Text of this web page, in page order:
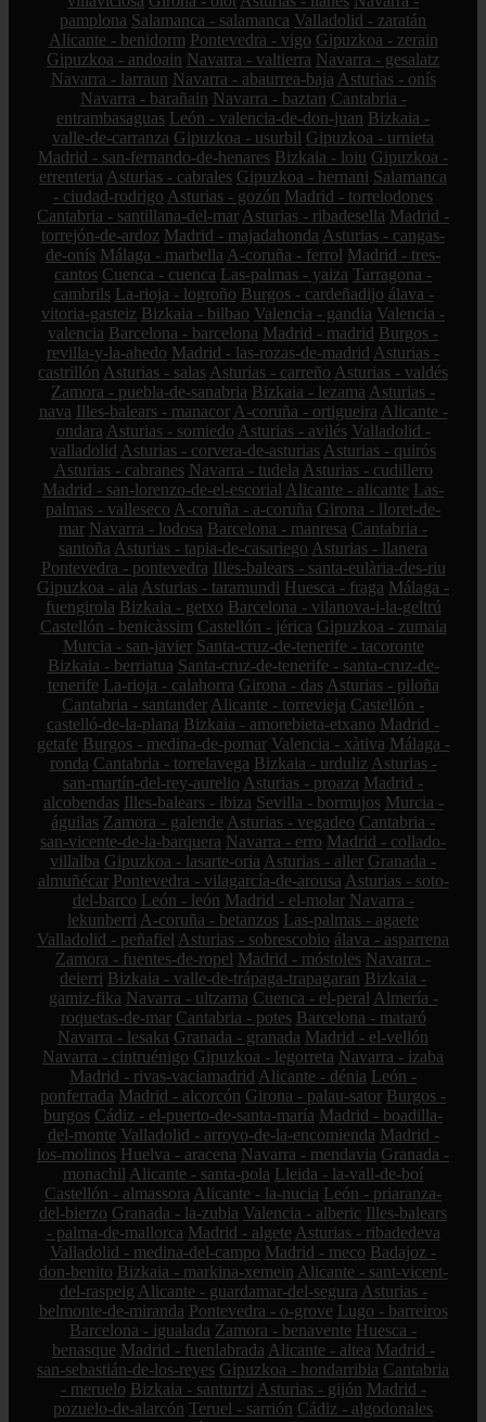
pamplona Salamanca - salamanca Valladolid - zaratán
Alicante - benidorm Pontevedra - vigo Gipuzkoa - zerain
Gipuzkoa - andoain Navarra - valtierra Navarra - gesalatz
Navarra - larraun Navarra - abaurrea-baja Asturias - onís
Navarra - barañain Navarra - baztan Cantabria -
entrambasaguas León - valencia-de-don-juan Bizkaia -
valle-de-carranza Gipuzkoa - usurbil Gipuzkoa - urnieta
Madrid - san-fernando-de-henares Bizkaia - loiu Gipuzkoa -
errenteria Asturias - cabrales Gipuzkoa - hernani Salamanca
- ciudad-rodrigo Asturias - gozón Madrid - torrelodones
Cantabria - santillana-del-mar Asturias - ribadesella Madrid -
torrejón-de-ardoz Madrid - majadahonda Asturias - cangas-
de-onís Málaga - marbella A-coruña - ferrol Madrid - tres-
cantos Cuenca - cuenca Las-palmas - yaiza Tarragona -
cambrils La-rioja - logroño Burgos - cardeñadijo álava -
vitoria-gasteiz Bizkaia - bilbao Valencia - gandia Valencia -
valencia Barcelona - barcelona Madrid - madrid Burgos -
revilla-y-la-ahedo Madrid - las-rozas-de-madrid Asturias -
castrillón Asturias - salas Asturias - carreño Asturias - valdés
Zamora - puebla-de-sanabria Bizkaia - lezama Asturias -
nava Illes-balears - manacor A-coruña - ortigueira Alicante -
ondara Asturias - somiedo Asturias - avilés Valladolid -
valladolid Asturias - corvera-de-asturias Asturias - quirós
Asturias - cabranes Navarra - tudela Asturias - cudillero
Madrid - san-lorenzo-de-el-escorial Alicante - alicante Las-
palmas - valleseco A-coruña - a-coruña Girona - lloret-de-
mar Navarra - lodosa Barcelona - manresa Cantabria -
santoña Asturias - tapia-de-casariego Asturias - llanera
Pontevedra - pontevedra Illes-balears - santa-eulària-des-riu
Gipuzkoa - aia Asturias - taramundi Huesca - fraga Málaga -
fuengirola Bizkaia - getxo Barcelona - vilanova-i-la-geltrú
Castellón - benicàssim Castellón - jérica Gipuzkoa - zumaia
Murcia - san-javier Santa-cruz-de-tenerife - tacoronte
Bizkaia - berriatua Santa-cruz-de-tenerife - santa-cruz-de-
tenerife La-rioja - calahorra Girona - das Asturias - piloña
Cantabria - santander Alicante - torrevieja Castellón -
castelló-de-la-plana Bizkaia - amorebieta-etxano Madrid -
getafe Burgos - medina-de-pomar Valencia - xàtiva Málaga -
ronda Cantabria - torrelavega Bizkaia - urduliz Asturias -
san-martín-del-rey-aurelio Asturias - proaza Madrid -
alcobendas Illes-balears - ibiza Sevilla - bormujos Murcia -
águilas Zamora - galende Asturias - vegadeo Cantabria -
san-vicente-de-la-barquera Navarra - erro Madrid - collado-
villalba Gipuzkoa - lasarte-oria Asturias - aller Granada -
almuñécar Pontevedra - vilagarcía-de-arousa Asturias - soto-
del-barco León - león Madrid - el-molar Navarra -
lekunberri A-coruña - betanzos Las-palmas - agaete
Valladolid - peñafiel Asturias - sobrescobio álava - asparrena
Zamora - fuentes-de-ropel Madrid - móstoles Navarra -
deierri Bizkaia - valle-de-trápaga-trapagaran Bizkaia -
gamiz-fika Navarra - ultzama Cuenca - el-peral Almería -
roquetas-de-mar Cantabria - potes Barcelona - mataró
Navarra - lesaka Granada - granada Madrid - el-vellón
Navarra - cintruénigo Gipuzkoa - legorreta Navarra - izaba
Madrid - rivas-vaciamadrid Alicante - dénia León -
ponferrada Madrid - alcorcón Girona - palau-sator Burgos -
burgos Cádiz - el-puerto-de-santa-maría Madrid - boadilla-
del-monte Valladolid - arroyo-de-la-encomienda Madrid -
los-molinos Huelva - aracena Navarra - mendavia Granada -
monachil Alicante - santa-pola Lleida - la-vall-de-boí
Castellón - almassora Alicante - la-nucia León - priaranza-
del-bierzo Granada - la-zubia Valencia - alberic Illes-balears
- palma-de-mallorca Madrid - algete Asturias - ribadedeva
Valladolid - medina-del-campo Madrid - meco Badajoz -
don-benito Bizkaia - markina-xemein Alicante - sant-vicent-
del-raspeig Alicante - guardamar-del-segura Asturias -
belmonte-de-miranda Pontevedra - o-grove Lugo - barreiros
Barcelona - igualada Zamora - benavente Huesca -
benasque Madrid - fuenlabrada Alicante - altea Madrid -
san-sebastián-de-los-reyes Gipuzkoa - hondarribia Cantabria
- meruelo Bizkaia - santurtzi Asturias - gijón Madrid -
pozuelo-de-alarcón Teruel - sarrión Cádiz - algodonales